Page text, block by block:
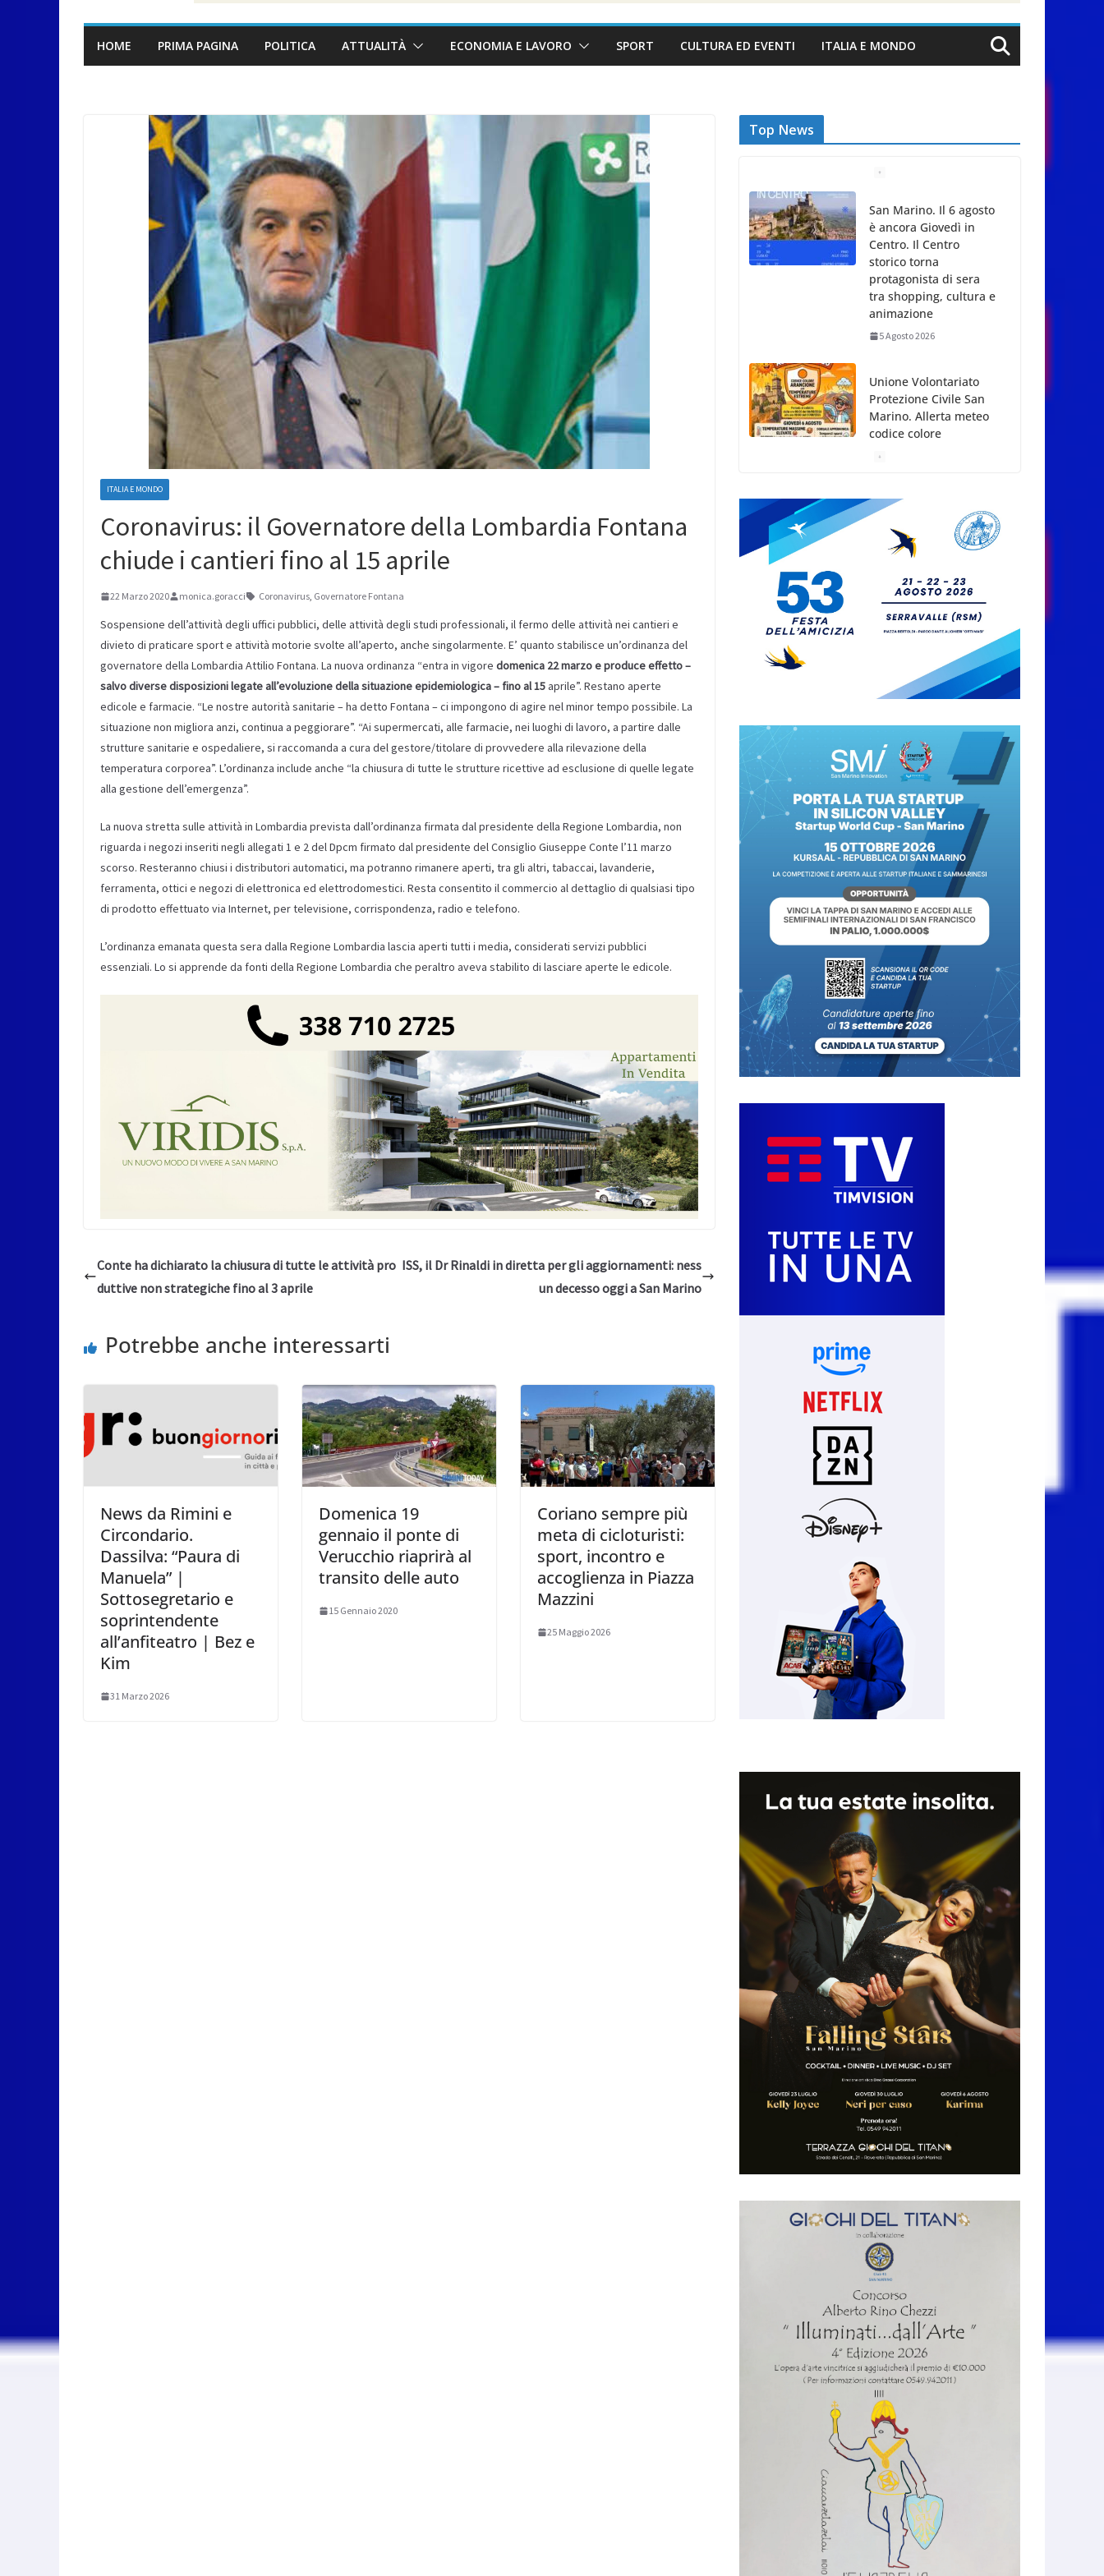
HOME PRIMA PAGINA POLITICA ATTUALITÀ ECONOMIA E LAVORO SPORT CULTURA ED EVENTI ITALIA E MONDO
ITALIA E MONDO
Coronavirus: il Governatore della Lombardia Fontana
chiude i cantieri fino al 15 aprile
22 Marzo 2020 monica.goracci Coronavirus, Governatore Fontana
Sospensione dell’attività degli uffici pubblici, delle attività degli studi professionali, il fermo delle attività nei cantieri e
divieto di praticare sport e attività motorie svolte all’aperto, anche singolarmente. E’ quanto stabilisce un’ordinanza del
governatore della Lombardia Attilio Fontana. La nuova ordinanza “entra in vigore domenica 22 marzo e produce effetto –
salvo diverse disposizioni legate all’evoluzione della situazione epidemiologica – fino al 15 aprile”. Restano aperte
edicole e farmacie. “Le nostre autorità sanitarie – ha detto Fontana – ci impongono di agire nel minor tempo possibile. La
situazione non migliora anzi, continua a peggiorare”. “Ai supermercati, alle farmacie, nei luoghi di lavoro, a partire dalle
strutture sanitarie e ospedaliere, si raccomanda a cura del gestore/titolare di provvedere alla rilevazione della
temperatura corporea”. L’ordinanza include anche “la chiusura di tutte le strutture ricettive ad esclusione di quelle legate
alla gestione dell’emergenza”.
La nuova stretta sulle attività in Lombardia prevista dall’ordinanza firmata dal presidente della Regione Lombardia, non
riguarda i negozi inseriti negli allegati 1 e 2 del Dpcm firmato dal presidente del Consiglio Giuseppe Conte l’11 marzo
scorso. Resteranno chiusi i distributori automatici, ma potranno rimanere aperti, tra gli altri, tabaccai, lavanderie,
ferramenta, ottici e negozi di elettronica ed elettrodomestici. Resta consentito il commercio al dettaglio di qualsiasi tipo
di prodotto effettuato via Internet, per televisione, corrispondenza, radio e telefono.
L’ordinanza emanata questa sera dalla Regione Lombardia lascia aperti tutti i media, considerati servizi pubblici
essenziali. Lo si apprende da fonti della Regione Lombardia che peraltro aveva stabilito di lasciare aperte le edicole.
Conte ha dichiarato la chiusura di tutte le attività pro
duttive non strategiche fino al 3 aprile
ISS, il Dr Rinaldi in diretta per gli aggiornamenti: ness
un decesso oggi a San Marino
Potrebbe anche interessarti
News da Rimini e
Circondario.
Dassilva: “Paura di
Manuela” |
Sottosegretario e
soprintendente
all’anfiteatro | Bez e
Kim
31 Marzo 2026
Domenica 19
gennaio il ponte di
Verucchio riaprirà al
transito delle auto
15 Gennaio 2020
Coriano sempre più
meta di cicloturisti:
sport, incontro e
accoglienza in Piazza
Mazzini
25 Maggio 2026
Top News
è ancora Giovedì in
Centro. Il Centro
storico torna
protagonista di sera
tra shopping, cultura e
animazione
Protezione Civile San
Marino. Allerta meteo
codice colore
Arancione per
temperature estreme
Dreaming San Marino
Song Contest: aperte le
iscrizioni all’edizione
2026-2027
5 Agosto 2026
Compak: Renato Ragini
vince il titolo
sammarinese,
Armando Rodà si
5 Agosto 2026
Pesca sportiva, tre
prove di campionato
tra acque dolci e di
mare
5 Agosto 2026